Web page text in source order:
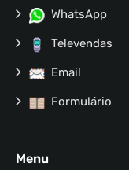
WhatsApp
Televendas
Email
Formulário
Menu